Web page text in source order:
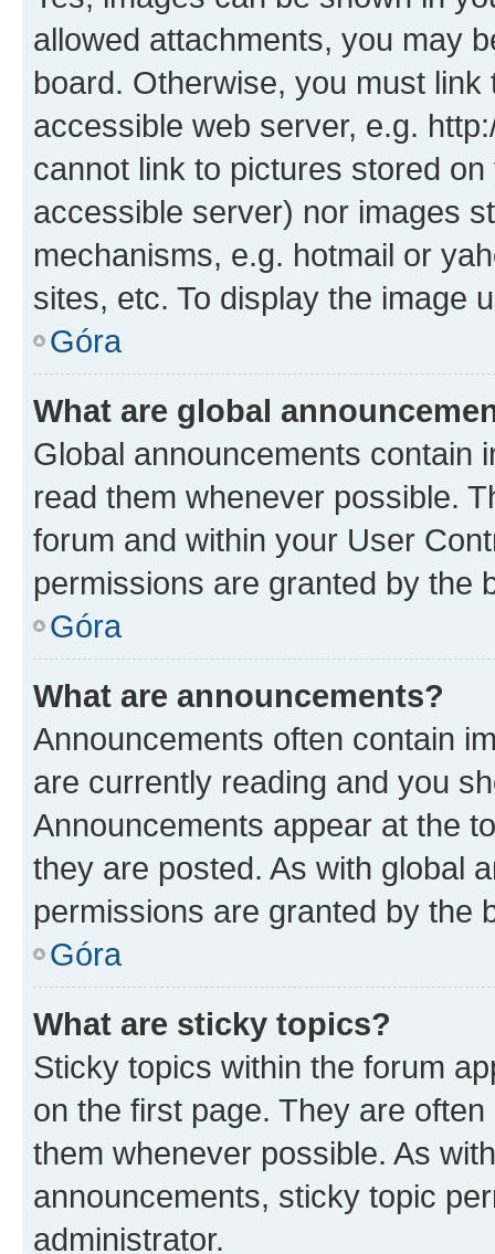
allowed attachments, you may
board. Otherwise, you must
accessible web server, e.g.
cannot link to pictures stored
accessible server) nor images
mechanisms, e.g. hotmail or
sites, etc. To display the image
Góra
What are global
Global announcements contain
read them whenever possible.
forum and within your User
permissions are granted by the
Góra
What are announcements?
Announcements often contain
are currently reading and you
Announcements appear at the
they are posted. As with global
permissions are granted by the
Góra
What are sticky topics?
Sticky topics within the forum
on the first page. They are
them whenever possible. As
announcements, sticky topic
administrator.